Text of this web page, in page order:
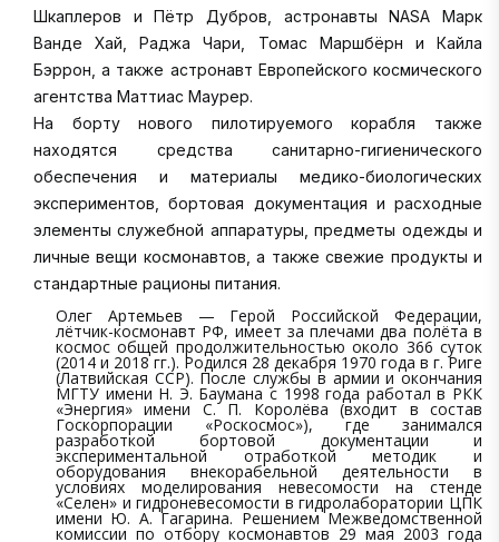
Шкаплеров и Пётр Дубров, астронавты NASA Марк
Ванде Хай, Раджа Чари, Томас Маршбёрн и Кайла
Бэррон, а также астронавт Европейского космического
агентства Маттиас Маурер.
На борту нового пилотируемого корабля также
находятся средства санитарно-гигиенического
обеспечения и материалы медико-биологических
экспериментов, бортовая документация и расходные
элементы служебной аппаратуры, предметы одежды и
личные вещи космонавтов, а также свежие продукты и
стандартные рационы питания.
Олег Артемьев — Герой Российской Федерации,
лётчик-космонавт РФ, имеет за плечами два полёта в
космос общей продолжительностью около 366 суток
(2014 и 2018 гг.). Родился 28 декабря 1970 года в г. Риге
(Латвийская ССР). После службы в армии и окончания
МГТУ имени Н. Э. Баумана с 1998 года работал в РКК
«Энергия» имени С. П. Королёва (входит в состав
Госкорпорации «Роскосмос»), где занимался
разработкой бортовой документации и
экспериментальной отработкой методик и
оборудования внекорабельной деятельности в
условиях моделирования невесомости на стенде
«Селен» и гидроневесомости в гидролаборатории ЦПК
имени Ю. А. Гагарина. Решением Межведомственной
комиссии по отбору космонавтов 29 мая 2003 года